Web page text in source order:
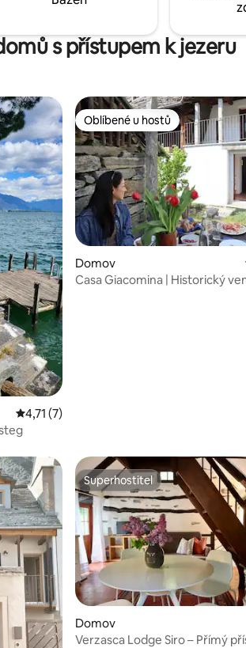
s přístupem k jezeru
Průměrné hodnocení 4,71 z 5, 7 hodnocení
4,71 (7)
Oblíbené u hostů
Oblíbené u hostů
Domov
Casa Giacomina | Historický
Superhostitel
Superhostitel
Domov
Verzasca Lodge Siro – Přímý